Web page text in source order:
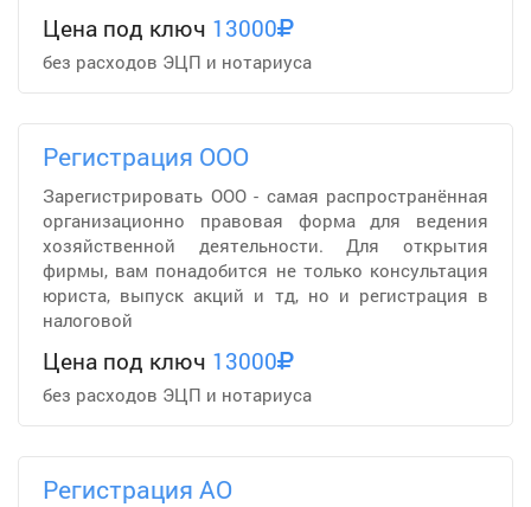
Цена под ключ 13000
без расходов ЭЦП и нотариуса
Регистрация ООО
Зарегистрировать ООО - самая распространённая
организационно правовая форма для ведения
хозяйственной деятельности. Для открытия
фирмы, вам понадобится не только консультация
юриста, выпуск акций и тд, но и регистрация в
налоговой
Цена под ключ 13000
без расходов ЭЦП и нотариуса
Регистрация АО